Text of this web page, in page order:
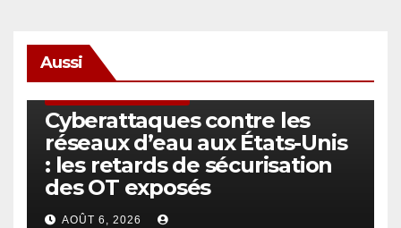
Aussi
Cyberattaques contre les
réseaux d’eau aux États-Unis
: les retards de sécurisation
des OT exposés
AOÛT 6, 2026